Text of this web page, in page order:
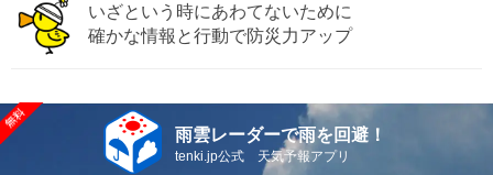
いざという時にあわてないために
確かな情報と行動で防災力アップ
雨雲レーダーで雨を回避！
tenki.jp公式 天気予報アプリ